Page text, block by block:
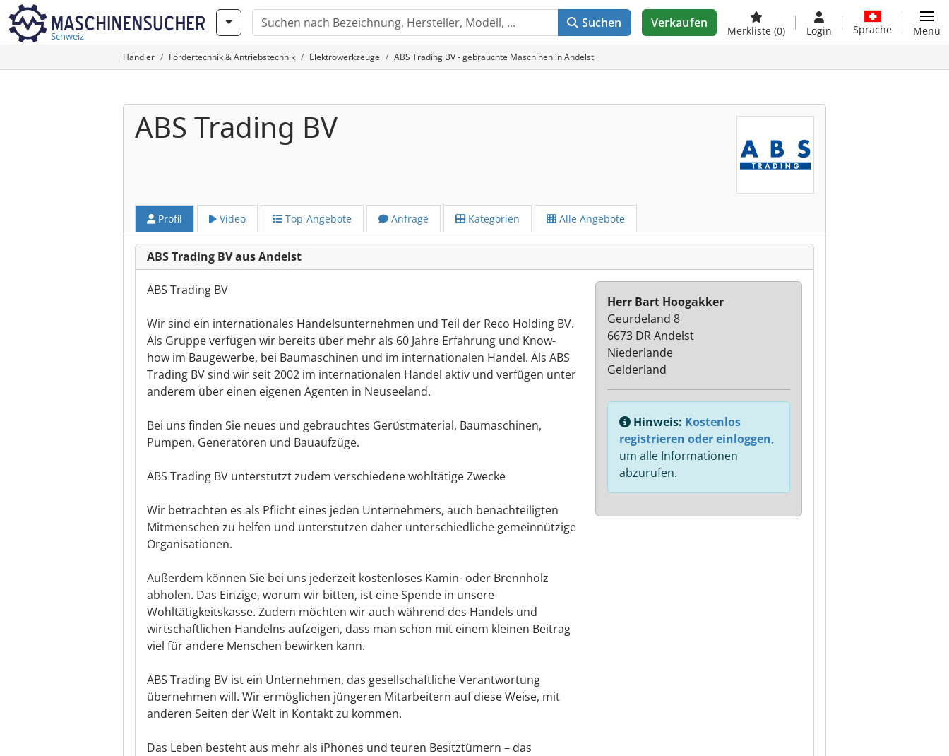
Schweiz
Suchen Verkaufen
Merkliste (0) Login Sprache Menü
Händler Fördertechnik & Antriebstechnik Elektrowerkzeuge ABS Trading BV - gebrauchte Maschinen in Andelst
ABS Trading BV
Profil Video Top-Angebote Anfrage Kategorien Alle Angebote
ABS Trading BV aus Andelst
ABS Trading BV
Wir sind ein internationales Handelsunternehmen und Teil der Reco Holding BV.
Als Gruppe verfügen wir bereits über mehr als 60 Jahre Erfahrung und Know-
how im Baugewerbe, bei Baumaschinen und im internationalen Handel. Als ABS
Trading BV sind wir seit 2002 im internationalen Handel aktiv und verfügen unter
anderem über einen eigenen Agenten in Neuseeland.
Bei uns finden Sie neues und gebrauchtes Gerüstmaterial, Baumaschinen,
Pumpen, Generatoren und Bauaufzüge.
ABS Trading BV unterstützt zudem verschiedene wohltätige Zwecke
Wir betrachten es als Pflicht eines jeden Unternehmers, auch benachteiligten
Mitmenschen zu helfen und unterstützen daher unterschiedliche gemeinnützige
Organisationen.
Außerdem können Sie bei uns jederzeit kostenloses Kamin- oder Brennholz
abholen. Das Einzige, worum wir bitten, ist eine Spende in unsere
Wohltätigkeitskasse. Zudem möchten wir auch während des Handels und
wirtschaftlichen Handelns aufzeigen, dass man schon mit einem kleinen Beitrag
viel für andere Menschen bewirken kann.
ABS Trading BV ist ein Unternehmen, das gesellschaftliche Verantwortung
übernehmen will. Wir ermöglichen jüngeren Mitarbeitern auf diese Weise, mit
anderen Seiten der Welt in Kontakt zu kommen.
Das Leben besteht aus mehr als iPhones und teuren Besitztümern – das
Herr Bart Hoogakker
Geurdeland 8
6673 DR Andelst
Niederlande
Gelderland
Hinweis: Kostenlos
registrieren oder einloggen,
um alle Informationen
abzurufen.